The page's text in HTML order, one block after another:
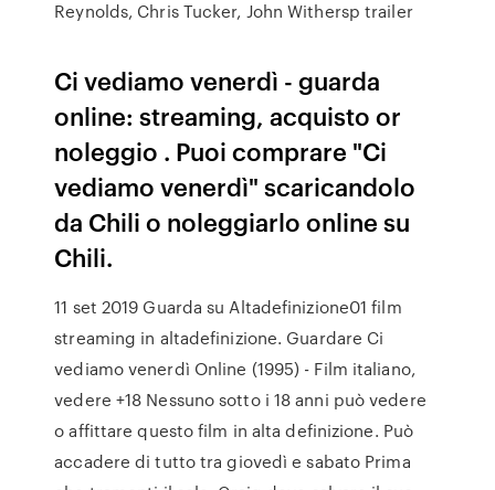
Reynolds, Chris Tucker, John Withersp trailer
Ci vediamo venerdì - guarda
online: streaming, acquisto or
noleggio . Puoi comprare "Ci
vediamo venerdì" scaricandolo
da Chili o noleggiarlo online su
Chili.
11 set 2019 Guarda su Altadefinizione01 film
streaming in altadefinizione. Guardare Ci
vediamo venerdì Online (1995) - Film italiano,
vedere +18 Nessuno sotto i 18 anni può vedere
o affittare questo film in alta definizione. Può
accadere di tutto tra giovedì e sabato Prima